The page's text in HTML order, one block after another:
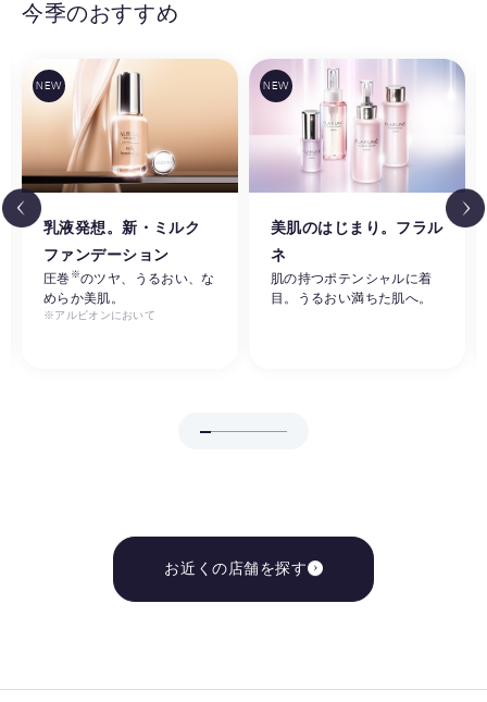
今季のおすすめ
乳液発想。新・ミルク
ファンデーション
圧巻 ※のツヤ、うるおい、な
めらか美肌。
※アルビオンにおいて
美肌のはじまり。フラル
ネ
肌の持つポテンシャルに着
目。うるおい満ちた肌へ。
お近くの店舗を探す